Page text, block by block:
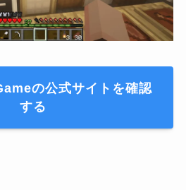
の公式サイトを確認
する